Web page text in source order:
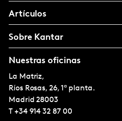
Artículos
Sobre Kantar
Nuestras oficinas
La Matriz,
Ríos Rosas, 26, 1ª planta.
Madrid 28003
T +34 914 32 87 00